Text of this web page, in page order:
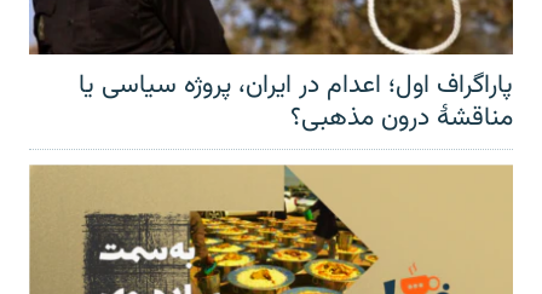
پاراگراف اول؛ اعدام در ایران، پروژه سیاسی یا
مناقشهٔ درون مذهبی؟